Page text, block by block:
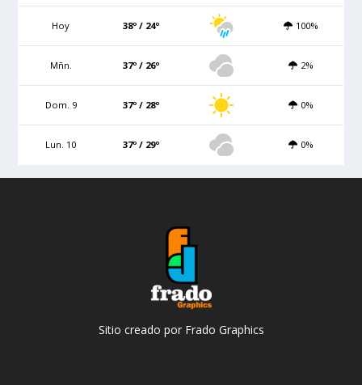
Hoy 38º / 24º 100%
Mñn. 37º / 26º 2%
Dom. 9 37º / 28º 0%
Lun. 10 37º / 29º 0%
Sitio creado por Frado Graphics